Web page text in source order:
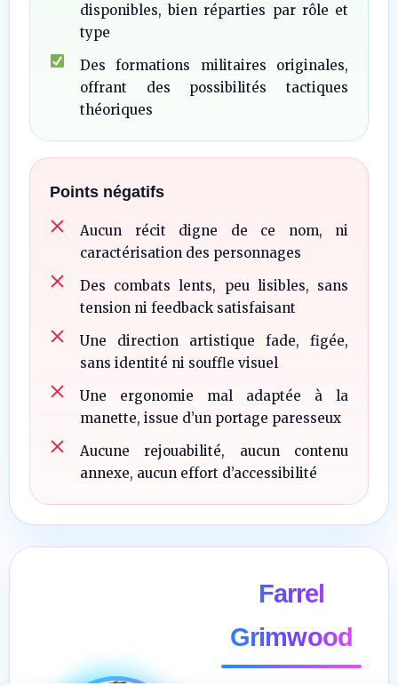
disponibles, bien réparties par rôle et
type
Des formations militaires originales,
offrant des possibilités tactiques
théoriques
Points négatifs
Aucun récit digne de ce nom, ni
caractérisation des personnages
Des combats lents, peu lisibles, sans
tension ni feedback satisfaisant
Une direction artistique fade, figée,
sans identité ni souffle visuel
Une ergonomie mal adaptée à la
manette, issue d’un portage paresseux
Aucune rejouabilité, aucun contenu
annexe, aucun effort d’accessibilité
Farrel
Grimwood